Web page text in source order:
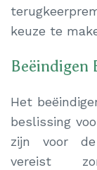
keuze te
Beëindigen
Het
beslissing
zijn voor de
vereist